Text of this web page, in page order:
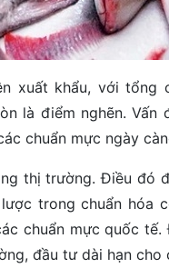
khẩu, với tổng
là điểm nghẽn.
chuẩn mực ngày
thị trường. Điều đó
trong chuẩn hóa
chuẩn mực quốc
đầu tư dài hạn cho